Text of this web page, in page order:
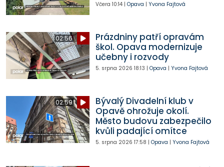
Včera 10:14| Opava | Yvona Fajtová
02:56
Prázdniny patří opravám
škol. Opava modernizuje
učebny i rozvody
5. srpna 2026 18:13 | Opava | Yvona Fajtová
02:59
Bývalý Divadelní klub v
Opavě ohrožuje okolí.
Město budovu zabezpečilo
kvůli padající omítce
5. srpna 2026 17:58 | Opava | Yvona Fajtová